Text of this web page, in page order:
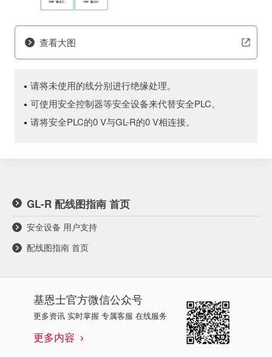
查看大图
请将未使用的线分别进行绝缘处理。
可使用安全控制器等安全设备来代替安全PLC。
请将安全PLC的0 V与GL-R的0 V相连接。
GL-R 配线图指南 首页
安全设备 用户支持
配线图指南 首页
基恩士官方微信公众号
更多资讯 实时掌握 专属客服 在线服务
更多内容